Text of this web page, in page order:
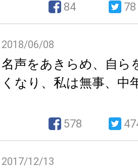
84 78
2018/06/08
名声をあきらめ、自ら
くなり、私は無事、中
578
2017/12/13